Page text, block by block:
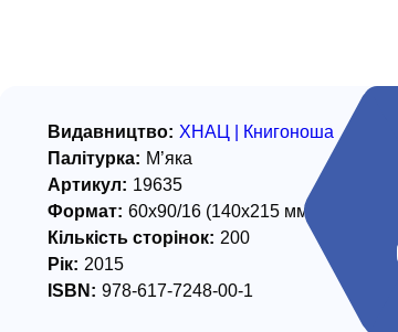
мовами
Видавництво: ХНАЦ | Книгоноша
Палітурка: М’яка
Артикул: 19635
Формат: 60х90/16 (140х215 мм)
Кількість сторінок: 200
Рік: 2015
ISBN: 978-617-7248-00-1